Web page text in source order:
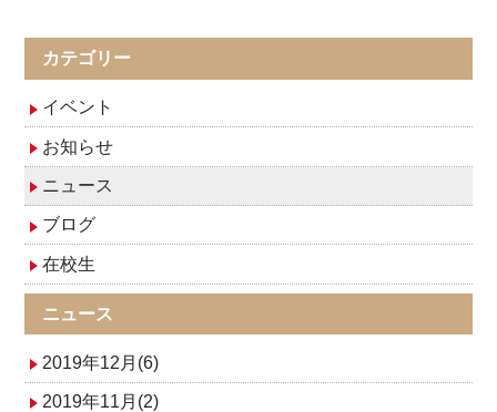
カテゴリー
イベント
お知らせ
ニュース
ブログ
在校生
ニュース
2019年12月(6)
2019年11月(2)